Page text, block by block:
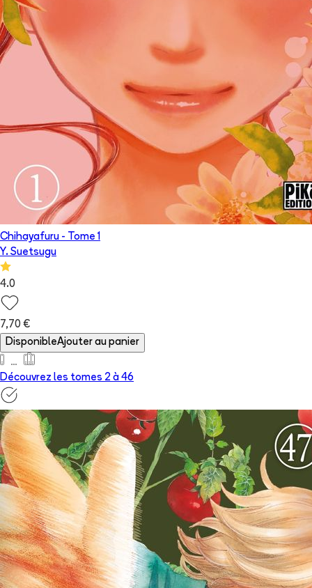
Chihayafuru - Tome 1
Y. Suetsugu
4.0
7,70 €
DisponibleAjouter au panier
Découvrez les tomes 2 à 46